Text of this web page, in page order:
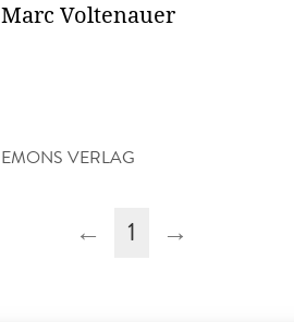
Marc Voltenauer
EMONS VERLAG
← 1 →